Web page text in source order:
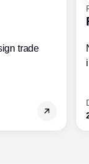
trade